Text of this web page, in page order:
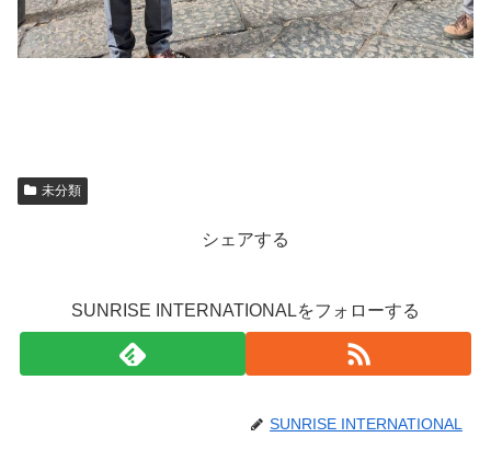
未分類
シェアする
SUNRISE INTERNATIONALをフォローする
SUNRISE INTERNATIONAL